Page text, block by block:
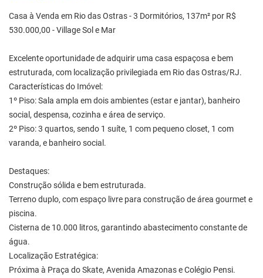
Casa à Venda em Rio das Ostras - 3 Dormitórios, 137m² por R$
530.000,00 - Village Sol e Mar
Excelente oportunidade de adquirir uma casa espaçosa e bem
estruturada, com localização privilegiada em Rio das Ostras/RJ.
Características do Imóvel:
1º Piso: Sala ampla em dois ambientes (estar e jantar), banheiro
social, despensa, cozinha e área de serviço.
2º Piso: 3 quartos, sendo 1 suíte, 1 com pequeno closet, 1 com
varanda, e banheiro social.
Destaques:
Construção sólida e bem estruturada.
Terreno duplo, com espaço livre para construção de área gourmet e
piscina.
Cisterna de 10.000 litros, garantindo abastecimento constante de
água.
Localização Estratégica:
Próxima à Praça do Skate, Avenida Amazonas e Colégio Pensi.